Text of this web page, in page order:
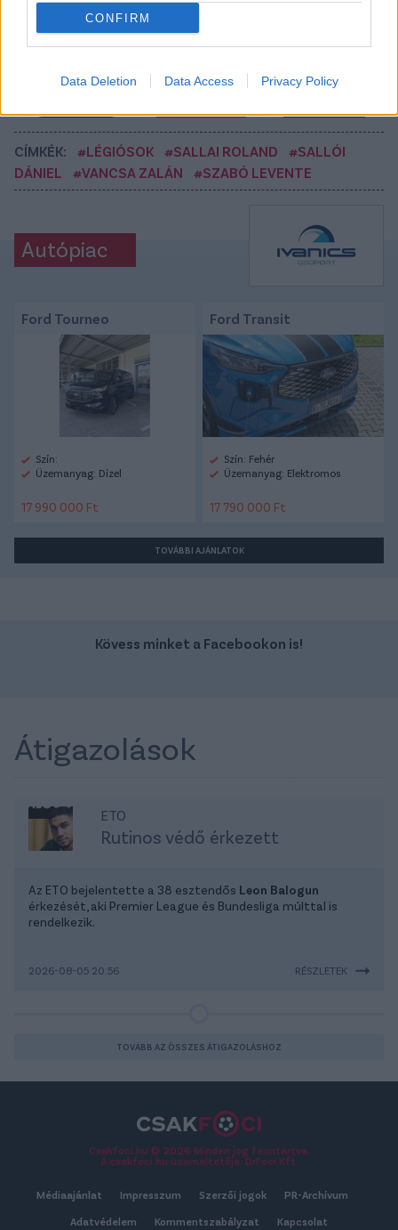
CONFIRM
Data Deletion Data Access Privacy Policy
között legyen a Google-találatokban
Tetszett a cikk? Megosztanád?
CÍMKÉK: #LÉGIÓSOK #SALLAI ROLAND
#SALLÓI
DÁNIEL
#VANCSA ZALÁN #SZABÓ LEVENTE
Autópiac
Ford Tourneo
Szín:
Üzemanyag: Dízel
17 990 000 Ft
Ford Transit
Szín: Fehér
Üzemanyag: Elektromos
17 790 000 Ft
TOVÁBBI AJÁNLATOK
Kövess minket a Facebookon is!
Átigazolások
ETO
Rutinos védő érkezett
Az ETO bejelentette a 38 esztendős Leon Balogun
érkezését, aki Premier League és Bundesliga múlttal is
rendelkezik.
2026-08-05 20:56 RÉSZLETEK
TOVÁBB AZ ÖSSZES ÁTIGAZOLÁSHOZ
Csakfoci.hu © 2026 Minden jog fenntartva.
A csakfoci.hu üzemeltetője: DrFoci Kft.
Médiaajánlat Impresszum Szerzői jogok PR-Archívum
Adatvédelem Kommentszabályzat Kapcsolat